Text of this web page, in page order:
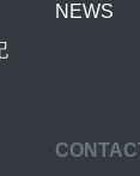
NEWS